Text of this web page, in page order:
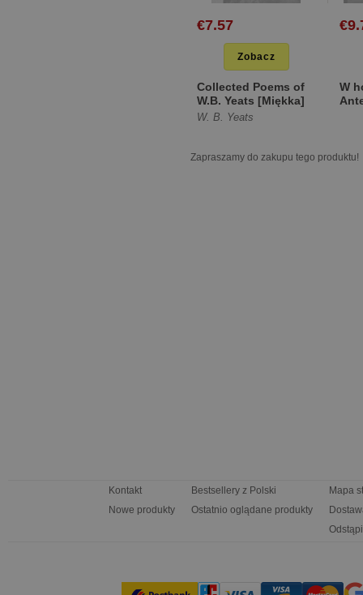
€7.57
Zobacz
Collected Poems of
W.B. Yeats [Miękka]
W. B. Yeats
W
Zapraszamy do zakupu tego produktu!
Kontakt
Nowe produkty
Bestsellery z Polski
Ostatnio oglądane produkty
Mapa